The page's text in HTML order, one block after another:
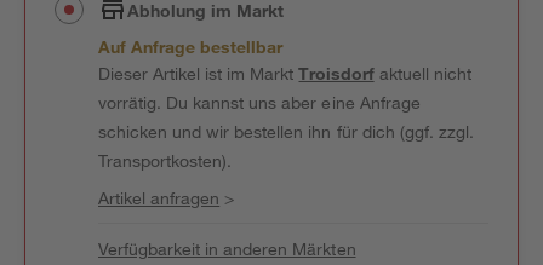
Abholung im Markt
Auf Anfrage bestellbar
Dieser Artikel ist im MarktTroisdorfaktuell nicht
vorrätig. Du kannst uns aber eine Anfrage
schicken und wir bestellen ihn für dich (ggf. zzgl.
Transportkosten).
Artikel anfragen >
Verfügbarkeit in anderen Märkten